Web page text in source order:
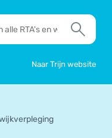
Zoek
Naar Trijn website